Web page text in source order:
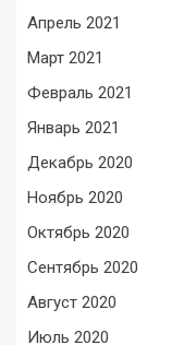
Апрель 2021
Март 2021
Февраль 2021
Январь 2021
Декабрь 2020
Ноябрь 2020
Октябрь 2020
Сентябрь 2020
Август 2020
Июль 2020